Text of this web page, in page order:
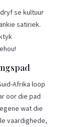
se kultuur
satiriek.
Afrika loop
oor die pad
wat die
vaardighede,